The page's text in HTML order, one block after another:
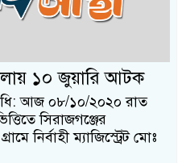
১০ জুয়ারি আটক
আজ ০৮/১০/২০২০ রাত
সিরাজগঞ্জের
নির্বাহী ম্যাজিস্ট্রেট মোঃ